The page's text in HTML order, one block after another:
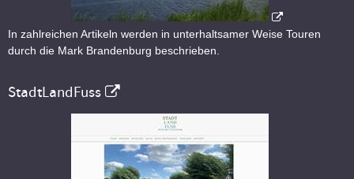
In zahlreichen Artikeln werden in unterhaltsamer Weise Touren
durch die Mark Brandenburg beschrieben.
StadtLandFuss